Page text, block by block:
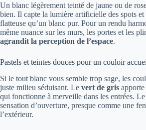
Un blanc légèrement teinté de jaune ou de
bien. Il capte la lumière artificielle des spots
flatteuse qu’un blanc pur. Pour un rendu
même nuance sur les murs, les portes et les
agrandit la perception de l’espace.
Pastels et teintes douces pour un couloir
Si le tout blanc vous semble trop sage, les
juste milieu séduisant. Le vert de gris
qui fonctionne à merveille dans les entrées.
sensation d’ouverture, presque comme une
l’extérieur.